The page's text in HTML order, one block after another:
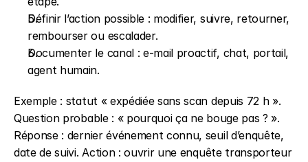
Définir l’action possible : modifier, suivre, retourner,
rembourser ou escalader.
Documenter le canal : e-mail proactif, chat, portail,
agent humain.
Exemple : statut « expédiée sans scan depuis 72 h ».
Question probable : « pourquoi ça ne bouge pas ? ».
Réponse : dernier événement connu, seuil d’enquête,
date de suivi. Action : ouvrir une enquête transporteur